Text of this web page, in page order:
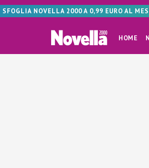
SFOGLIA NOVELLA 2000 A 0,99 EURO AL
HOME